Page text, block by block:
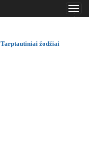
..
..
Tarptautiniai žodžiai